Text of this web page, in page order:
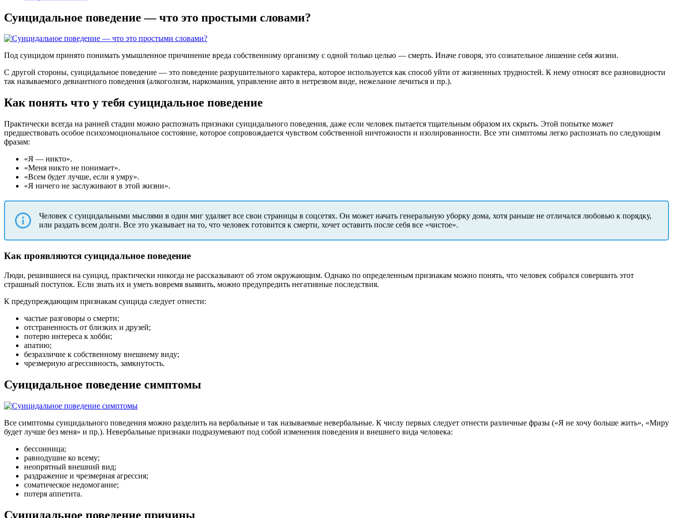
Суицидальное поведение — что это простыми словами?
Под суицидом принято понимать умышленное причинение вреда собственному организму с одной только целью — смерть. Иначе говоря, это сознательное лишение себя жизни.
С другой стороны, суицидальное поведение — это поведение разрушительного характера, которое используется как способ уйти от жизненных трудностей. К нему относят все разновидности
так называемого девиантного поведения (алкоголизм, наркомания, управление авто в нетрезвом виде, нежелание лечиться и пр.).
Как понять что у тебя суицидальное поведение
Практически всегда на ранней стадии можно распознать признаки суицидального поведения, даже если человек пытается тщательным образом их скрыть. Этой попытке может
предшествовать особое психоэмоциональное состояние, которое сопровождается чувством собственной ничтожности и изолированности. Все эти симптомы легко распознать по следующим
фразам:
«Я — никто».
«Меня никто не понимает».
«Всем будет лучше, если я умру».
«Я ничего не заслуживают в этой жизни».
Человек с суицидальными мыслями в один миг удаляет все свои страницы в соцсетях. Он может начать генеральную уборку дома, хотя раньше не отличался любовью к порядку,
или раздать всем долги. Все это указывает на то, что человек готовится к смерти, хочет оставить после себя все «чистое».
Как проявляются суицидальное поведение
Люди, решившиеся на суицид, практически никогда не рассказывают об этом окружающим. Однако по определенным признакам можно понять, что человек собрался совершить этот
страшный поступок. Если знать их и уметь вовремя выявить, можно предупредить негативные последствия.
К предупреждающим признакам суицида следует отнести:
частые разговоры о смерти;
отстраненность от близких и друзей;
потерю интереса к хобби;
апатию;
безразличие к собственному внешнему виду;
чрезмерную агрессивность, замкнутость.
Суицидальное поведение симптомы
Все симптомы суицидального поведения можно разделить на вербальные и так называемые невербальные. К числу первых следует отнести различные фразы («Я не хочу больше жить», «Миру
будет лучше без меня» и пр.). Невербальные признаки подразумевают под собой изменения поведения и внешнего вида человека:
бессонница;
равнодушие ко всему;
неопрятный внешний вид;
раздражение и чрезмерная агрессия;
соматическое недомогание;
потеря аппетита.
Суицидальное поведение причины